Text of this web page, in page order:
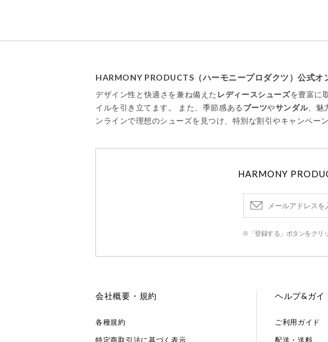
HARMONY PRODUCTS（ハーモニープロダクツ）公式オ
デザイン性と快適さを兼ね備えた レディースシューズを豊富に
イルを引き立てます。 また、季節感あるブーツやサンダル、魅
ンラインで理想のシューズを見つけ、特別な割引やキャンペー
HARMONY
※「登録する」ボタンをクリ
会社概要・規約
各種規約
特定商取引法に基づく表示
ヘルプ&ガイ
ご利用ガイド
配送・送料